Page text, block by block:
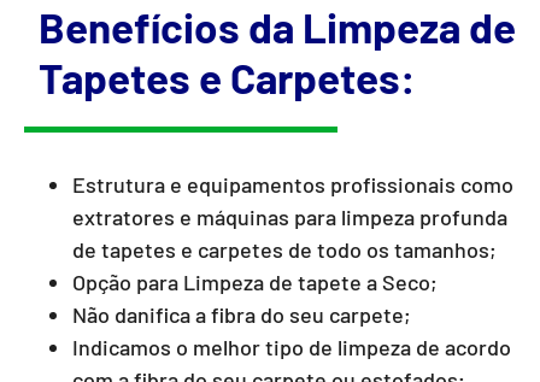
Benefícios da Limpeza de
Tapetes e Carpetes:
Estrutura e equipamentos profissionais como
extratores e máquinas para limpeza profunda
de tapetes e carpetes de todo os tamanhos;
Opção para Limpeza de tapete a Seco;
Não danifica a fibra do seu carpete;
Indicamos o melhor tipo de limpeza de acordo